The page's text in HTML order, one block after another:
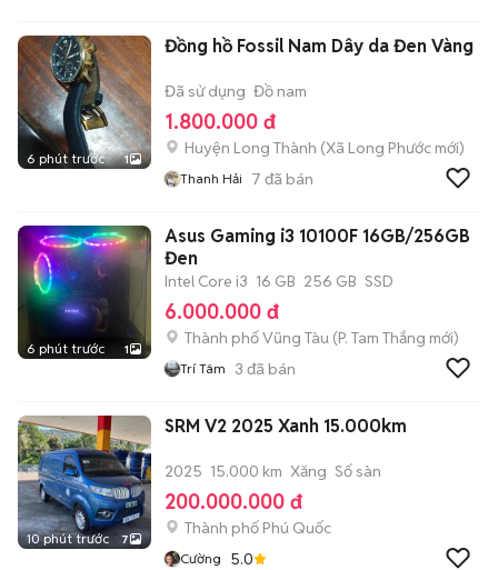
6 phút trước 1
Đồng hồ Fossil Nam Dây da Đen Vàng
Đã sử dụng Đồ nam
1.800.000 đ
Huyện Long Thành (Xã Long Phước mới)
Thanh Hải 7 đã bán
6 phút trước 1
Asus Gaming i3 10100F 16GB/256GB
Đen
Intel Core i3 16 GB 256 GB SSD
6.000.000 đ
Thành phố Vũng Tàu (P. Tam Thắng mới)
Trí Tâm 3 đã bán
10 phút trước 7
SRM V2 2025 Xanh 15.000km
2025 15.000 km Xăng Số sàn
200.000.000 đ
Thành phố Phú Quốc
Cường 5.0